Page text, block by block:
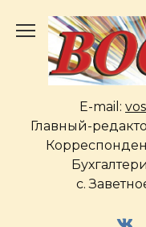
содержанию
E-mail:
Главный-
с.